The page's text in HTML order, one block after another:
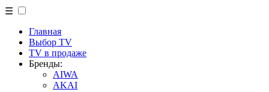
☰
Главная
Выбор TV
TV в продаже
Бренды:
AIWA
AKAI